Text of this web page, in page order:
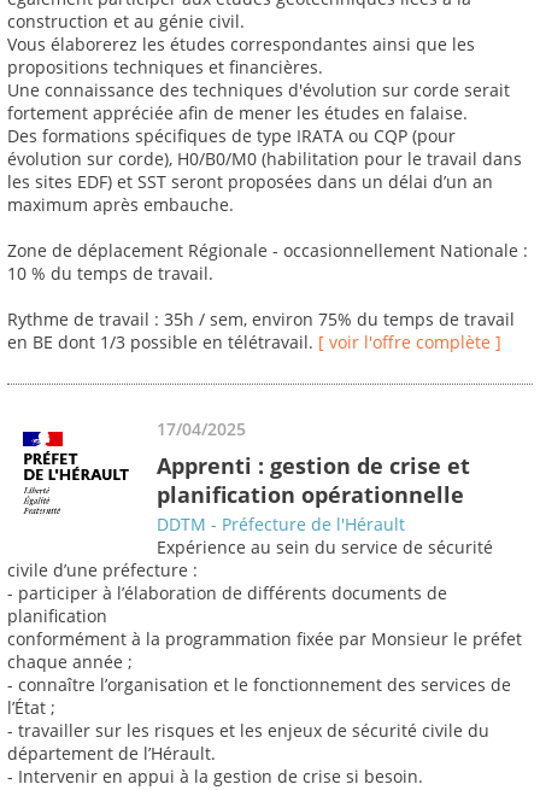
construction et au génie civil.
Vous élaborerez les études correspondantes ainsi que les
propositions techniques et financières.
Une connaissance des techniques d'évolution sur corde serait
fortement appréciée afin de mener les études en falaise.
Des formations spécifiques de type IRATA ou CQP (pour
évolution sur corde), H0/B0/M0 (habilitation pour le travail dans
les sites EDF) et SST seront proposées dans un délai d’un an
maximum après embauche.
Zone de déplacement Régionale - occasionnellement Nationale :
10 % du temps de travail.
Rythme de travail : 35h / sem, environ 75% du temps de travail
en BE dont 1/3 possible en télétravail. [ voir l'offre complète ]
17/04/2025
Apprenti : gestion de crise et
planification opérationnelle
DDTM - Préfecture de l'Hérault
Expérience au sein du service de sécurité
civile d’une préfecture :
- participer à l’élaboration de différents documents de
planification
conformément à la programmation fixée par Monsieur le préfet
chaque année ;
- connaître l’organisation et le fonctionnement des services de
l’État ;
- travailler sur les risques et les enjeux de sécurité civile du
département de l’Hérault.
- Intervenir en appui à la gestion de crise si besoin.